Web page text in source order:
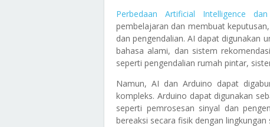
Perbedaan Artificial Intelligence
pembelajaran dan membuat
dan pengendalian. AI dapat digunakan
bahasa alami, dan sistem
seperti pengendalian rumah pintar,
Namun, AI dan Arduino dapat
kompleks. Arduino dapat digunakan
seperti pemrosesan sinyal dan
bereaksi secara fisik dengan lingkungan